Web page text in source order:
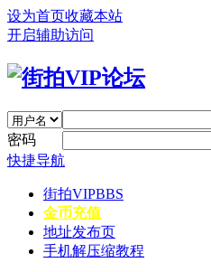
设为首页收藏本站
开启辅助访问
密码
快捷导航
街拍VIPBBS
金币充值
地址发布页
手机解压缩教程